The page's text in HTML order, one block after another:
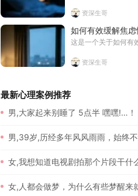
资深生哥
如何有效缓解焦
这是一个关于如何有
资深生哥
最新心理案例推荐
男,大家起来别睡了 5点半 嘿嘿!…
男,39岁,历经多年风风雨雨，始终
女,我想知道电视剧拍那个片段干什
女,人都会做梦，为什么有些梦醒来